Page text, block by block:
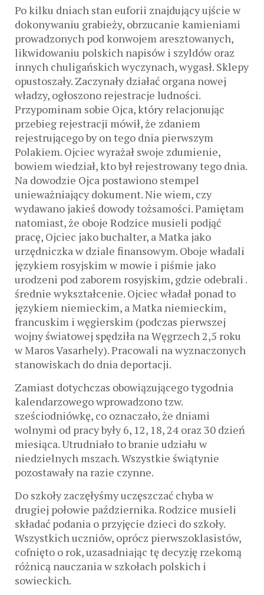
Po kilku dniach stan euforii znajdujący ujście w
dokonywaniu grabieży, obrzucanie kamieniami
prowadzonych pod konwojem aresztowanych,
likwidowaniu polskich napisów i szyldów oraz
innych chuligańskich wyczynach, wygasł. Sklepy
opustoszały. Zaczynały działać organa nowej
władzy, ogłoszono rejestracje ludności.
Przypominam sobie Ojca, który relacjonując
przebieg rejestracji mówił, że zdaniem
rejestrującego by on tego dnia pierwszym
Polakiem. Ojciec wyrażał swoje zdumienie,
bowiem wiedział, kto był rejestrowany tego dnia.
Na dowodzie Ojca postawiono stempel
unieważniający dokument. Nie wiem, czy
wydawano jakieś dowody tożsamości. Pamiętam
natomiast, że oboje Rodzice musieli podjąć
pracę, Ojciec jako buchalter, a Matka jako
urzędniczka w dziale finansowym. Oboje władali
językiem rosyjskim w mowie i piśmie jako
urodzeni pod zaborem rosyjskim, gdzie odebrali .
średnie wykształcenie. Ojciec władał ponad to
językiem niemieckim, a Matka niemieckim,
francuskim i węgierskim (podczas pierwszej
wojny światowej spędziła na Węgrzech 2,5 roku
w Maros Vasarhely). Pracowali na wyznaczonych
stanowiskach do dnia deportacji.
Zamiast dotychczas obowiązującego tygodnia
kalendarzowego wprowadzono tzw.
sześciodniówkę, co oznaczało, że dniami
wolnymi od pracy były 6, 12, 18, 24 oraz 30 dzień
miesiąca. Utrudniało to branie udziału w
niedzielnych mszach. Wszystkie świątynie
pozostawały na razie czynne.
Do szkoły zaczęłyśmy uczęszczać chyba w
drugiej połowie października. Rodzice musieli
składać podania o przyjęcie dzieci do szkoły.
Wszystkich uczniów, oprócz pierwszoklasistów,
cofnięto o rok, uzasadniając tę decyzję rzekomą
różnicą nauczania w szkołach polskich i
sowieckich.